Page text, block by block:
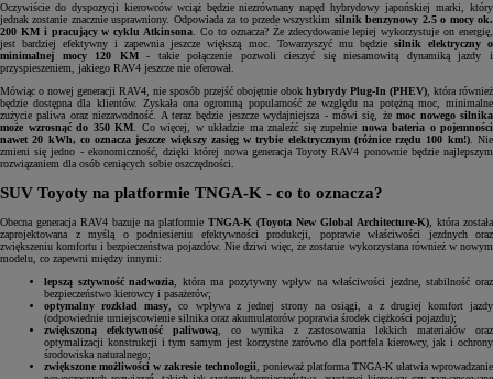
Oczywiście do dyspozycji kierowców wciąż będzie niezrównany napęd hybrydowy japońskiej marki, który
jednak zostanie znacznie usprawniony. Odpowiada za to przede wszystkim silnik benzynowy 2.5 o mocy ok.
200 KM i pracujący w cyklu Atkinsona . Co to oznacza? Że zdecydowanie lepiej wykorzystuje on energię,
jest bardziej efektywny i zapewnia jeszcze większą moc. Towarzyszyć mu będzie silnik elektryczny o
minimalnej mocy 120 KM- takie połączenie pozwoli cieszyć się niesamowitą dynamiką jazdy i
przyspieszeniem, jakiego RAV4 jeszcze nie oferował.
Mówiąc o nowej generacji RAV4, nie sposób przejść obojętnie obok hybrydy Plug-In (PHEV) , która również
będzie dostępna dla klientów. Zyskała ona ogromną popularność ze względu na potężną moc, minimalne
zużycie paliwa oraz niezawodność. A teraz będzie jeszcze wydajniejsza - mówi się, żemoc nowego silnika
może wzrosnąć do 350 KM . Co więcej, w układzie ma znaleźć się zupełnie nowa bateria o pojemności
nawet 20 kWh, co oznacza jeszcze większy zasięg w trybie elektrycznym (różnice rzędu 100 km!). Nie
zmieni się jedno - ekonomiczność, dzięki której nowa generacja Toyoty RAV4 ponownie będzie najlepszym
rozwiązaniem dla osób ceniących sobie oszczędności.
SUV Toyoty na platformie TNGA-K - co to oznacza?
Obecna generacja RAV4 bazuje na platformie TNGA-K (Toyota New Global Architecture-K) , która została
zaprojektowana z myślą o podniesieniu efektywności produkcji, poprawie właściwości jezdnych oraz
zwiększeniu komfortu i bezpieczeństwa pojazdów. Nie dziwi więc, że zostanie wykorzystana również w nowym
modelu, co zapewni między innymi:
lepszą sztywność nadwozia , która ma pozytywny wpływ na właściwości jezdne, stabilność oraz
bezpieczeństwo kierowcy i pasażerów;
optymalny rozkład masy , co wpływa z jednej strony na osiągi, a z drugiej komfort jazdy
(odpowiednie umiejscowienie silnika oraz akumulatorów poprawia środek ciężkości pojazdu);
zwiększoną efektywność paliwową , co wynika z zastosowania lekkich materiałów oraz
optymalizacji konstrukcji i tym samym jest korzystne zarówno dla portfela kierowcy, jak i ochrony
środowiska naturalnego;
zwiększone możliwości w zakresie technologii , ponieważ platforma TNGA-K ułatwia wprowadzanie